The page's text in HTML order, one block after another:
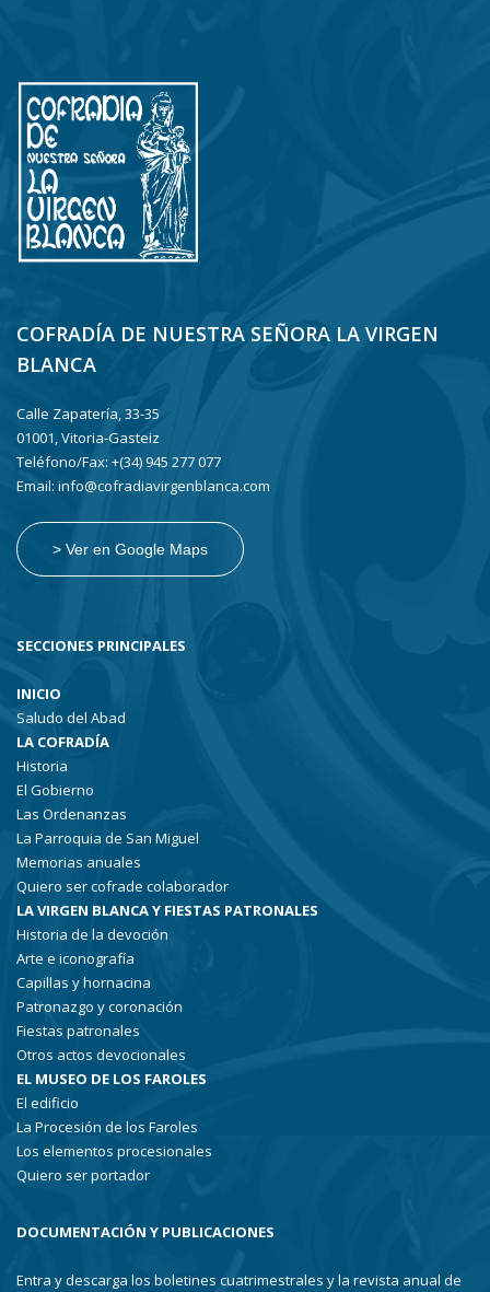
COFRADÍA DE NUESTRA SEÑORA LA VIRGEN
BLANCA
Calle Zapatería, 33-35
01001, Vitoria-Gasteiz
Teléfono/Fax: +(34) 945 277 077
Email: info@cofradiavirgenblanca.com
> Ver en Google Maps
SECCIONES PRINCIPALES
INICIO
Saludo del Abad
LA COFRADÍA
Historia
El Gobierno
Las Ordenanzas
La Parroquia de San Miguel
Memorias anuales
Quiero ser cofrade colaborador
LA VIRGEN BLANCA Y FIESTAS PATRONALES
Historia de la devoción
Arte e iconografía
Capillas y hornacina
Patronazgo y coronación
Fiestas patronales
Otros actos devocionales
EL MUSEO DE LOS FAROLES
El edificio
La Procesión de los Faroles
Los elementos procesionales
Quiero ser portador
DOCUMENTACIÓN Y PUBLICACIONES
Entra y descarga los boletines cuatrimestrales y la revista anual de